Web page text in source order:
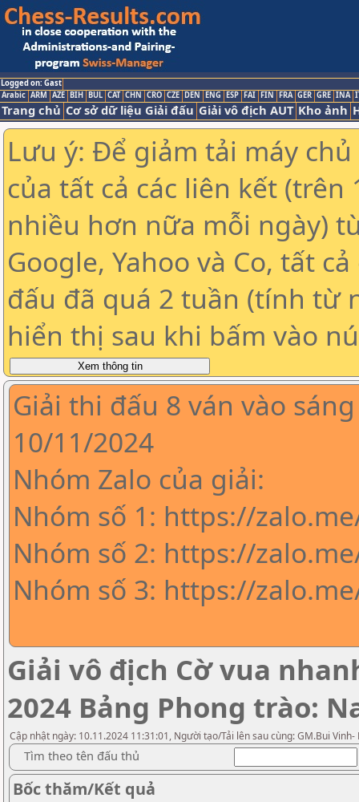
Logged on: Gast
Arabic ARM AZE BIH BUL CAT CHN CRO CZE DEN ENG ESP FAI FIN FRA GER GRE INA
Trang chủ Cơ sở dữ liệu Giải đấu Giải vô địch AUT Kho ảnh
Lưu ý: Để giảm tải máy
của tất cả các liên kết (trên
nhiều hơn nữa mỗi ngày)
Google, Yahoo và Co, tất
đấu đã quá 2 tuần (tính từ
hiển thị sau khi bấm vào
Giải thi đấu 8 ván vào
10/11/2024
Nhóm Zalo của giải:
Nhóm số 1: https://
Nhóm số 2: https://
Nhóm số 3: https://
Giải vô địch Cờ vua
2024 Bảng Phong trào:
Cập nhật ngày: 10.11.2024 11:31:01, Người tạo/Tải lên sau cùng: GM.Bui
Tìm theo tên đấu thủ
Bốc thăm/Kết quả